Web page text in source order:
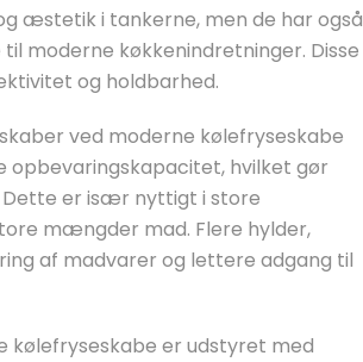
æstetik i tankerne, men de har også
moderne køkkenindretninger. Disse
og holdbarhed.
ved moderne kølefryseskabe
opbevaringskapacitet, hvilket gør
er især nyttigt i store
mængder mad. Flere hylder,
af madvarer og lettere adgang til
kølefryseskabe er udstyret med